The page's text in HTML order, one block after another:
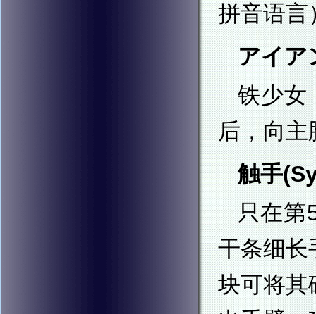
拼音语言
アイア
铁少女
后，向主
触手
只在第
干条细长
块可将其